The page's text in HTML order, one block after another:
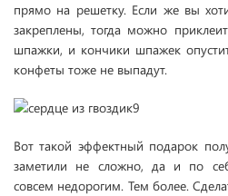
прямо на решетку. Если же вы
закреплены, тогда можно
шпажки, и кончики шпажек
конфеты тоже не выпадут.
Вот такой эффектный подарок
заметили не сложно, да и по
совсем недорогим. Тем более.